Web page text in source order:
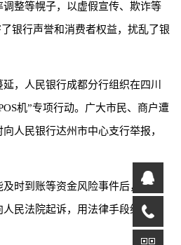
整等幌子，以虚假宣传、欺诈等
银行声誉和消费者权益，扰乱了银
，人民银行成都分行组织在四川
机”专项行动。广大市民、商户遭
人民银行达州市中心支行举报，
时到账等资金风险事件后，商户
民法院起诉，用法律手段维护自